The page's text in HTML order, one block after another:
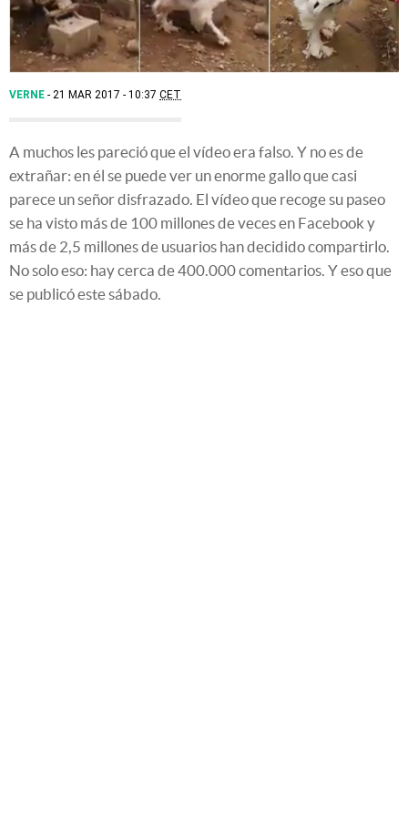
VERNE 21 MAR 2017 - 10:37 CET
A muchos les pareció que el vídeo era falso. Y no es de
extrañar: en él se puede ver un enorme gallo que casi
parece un señor disfrazado. El vídeo que recoge su paseo
se ha visto más de 100 millones de veces en Facebook y
más de 2,5 millones de usuarios han decidido compartirlo.
No solo eso: hay cerca de 400.000 comentarios. Y eso que
se publicó este sábado.